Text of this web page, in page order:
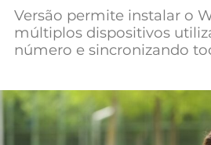
Negócios
Versão permite instalar o
múltiplos dispositivos
número e sincronizando